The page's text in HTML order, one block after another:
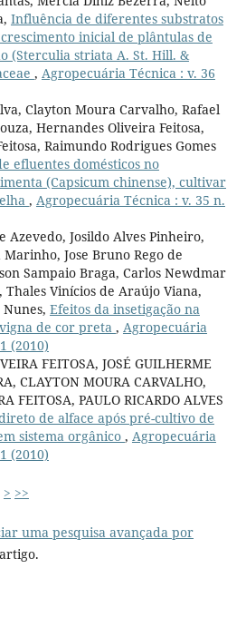
Influência de diferentes substratos
inicial de plântulas de
(Sterculia striata A. St. Hill. &
, Agropecuária Técnica : v. 36
Clayton Moura Carvalho, Rafael
Hernandes Oliveira Feitosa,
Raimundo Rodrigues Gomes
efluentes domésticos no
(Capsicum chinense), cultivar
, Agropecuária Técnica : v. 35 n.
Azevedo, Josildo Alves Pinheiro,
Jose Bruno Rego de
Sampaio Braga, Carlos Newdmar
Thales Vinícios de Araújo Viana,
Efeitos da insetigação na
de cor preta , Agropecuária
(2010)
FEITOSA, JOSÉ GUILHERME
CLAYTON MOURA CARVALHO,
FEITOSA, PAULO RICARDO ALVES
de alface após pré-cultivo de
sistema orgânico , Agropecuária
(2010)
> >>
uma pesquisa avançada por